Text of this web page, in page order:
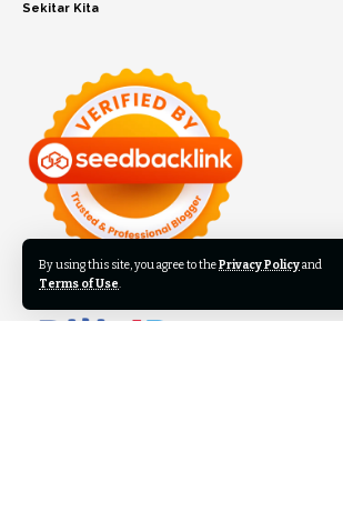
By using this site, you agree to thePrivacy Policyand
Terms of Use.
Sekitar Kita